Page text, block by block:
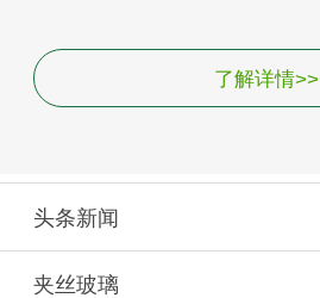
了解详情>>
头条新闻
夹丝玻璃